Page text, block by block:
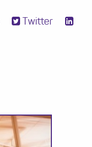
Twitter